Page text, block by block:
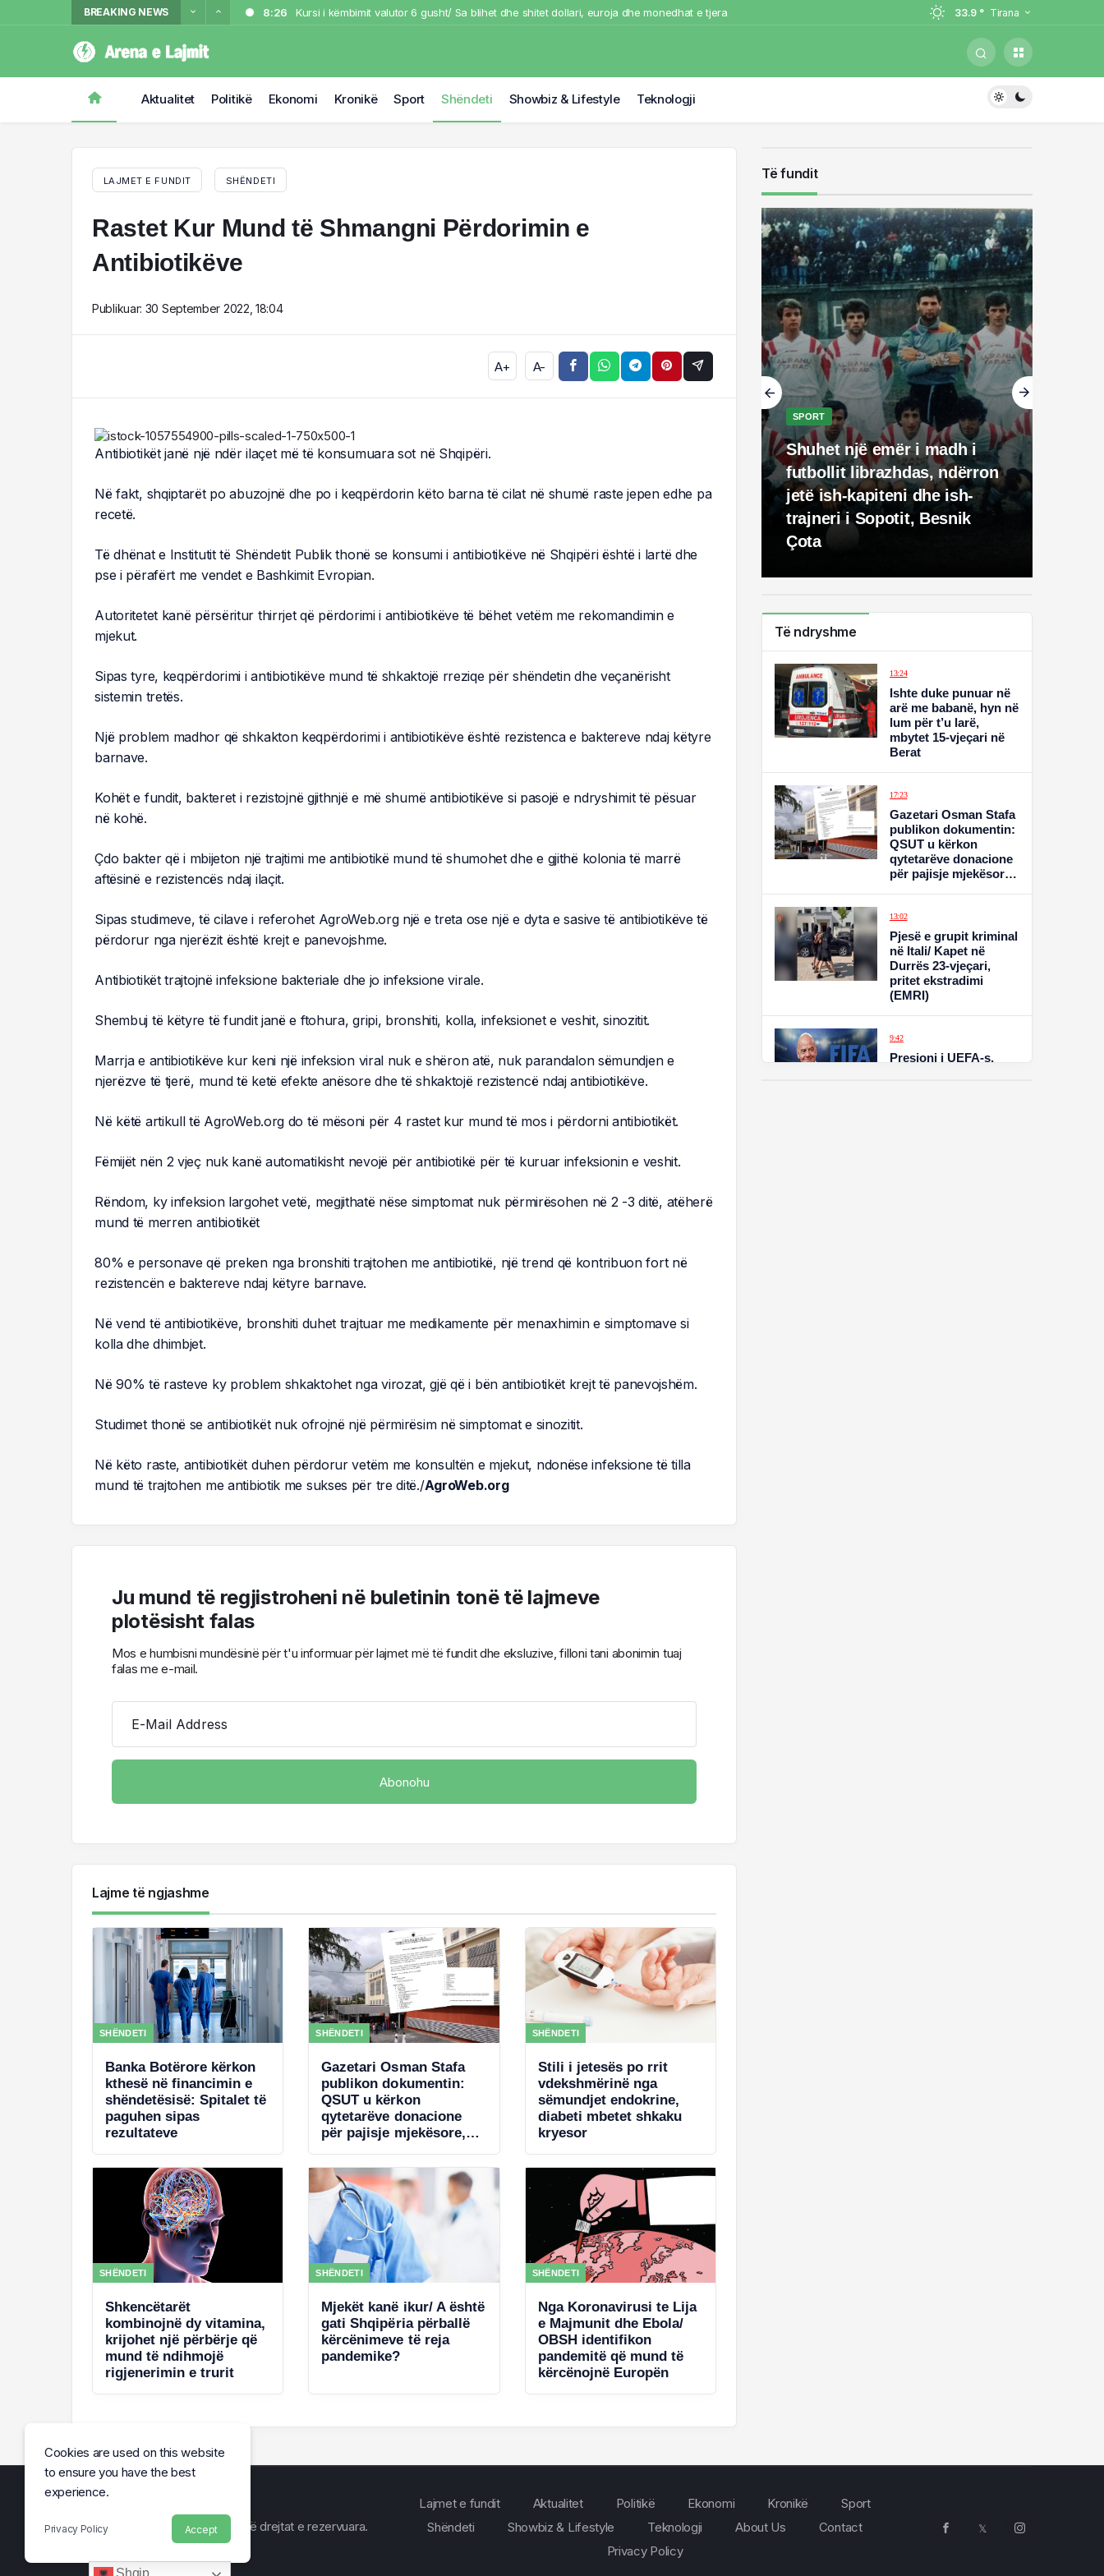
BREAKING NEWS 8:26
Kursi i këmbimit valutor 6 gusht/ Sa blihet dhe shitet dollari, euroja dhe monedhat e tjera
33.9 ° Tirana
Aktualitet Politikë Ekonomi Kronikë Sport Shëndeti Showbiz & Lifestyle Teknologji
LAJMET E FUNDIT SHËNDETI
Rastet Kur Mund të Shmangni Përdorimin e
Antibiotikëve
Publikuar: 30 September 2022, 18:04
A+ A-
Antibiotikët janë një ndër ilaçet më të konsumuara sot në Shqipëri.
Në fakt, shqiptarët po abuzojnë dhe po i keqpërdorin këto barna të cilat në shumë raste jepen edhe pa
recetë.
Të dhënat e Institutit të Shëndetit Publik thonë se konsumi i antibiotikëve në Shqipëri është i lartë dhe
pse i përafërt me vendet e Bashkimit Evropian.
Autoritetet kanë përsëritur thirrjet që përdorimi i antibiotikëve të bëhet vetëm me rekomandimin e
mjekut.
Sipas tyre, keqpërdorimi i antibiotikëve mund të shkaktojë rreziqe për shëndetin dhe veçanërisht
sistemin tretës.
Një problem madhor që shkakton keqpërdorimi i antibiotikëve është rezistenca e baktereve ndaj këtyre
barnave.
Kohët e fundit, bakteret i rezistojnë gjithnjë e më shumë antibiotikëve si pasojë e ndryshimit të pësuar
në kohë.
Çdo bakter që i mbijeton një trajtimi me antibiotikë mund të shumohet dhe e gjithë kolonia të marrë
aftësinë e rezistencës ndaj ilaçit.
Sipas studimeve, të cilave i referohet AgroWeb.org një e treta ose një e dyta e sasive të antibiotikëve të
përdorur nga njerëzit është krejt e panevojshme.
Antibiotikët trajtojnë infeksione bakteriale dhe jo infeksione virale.
Shembuj të këtyre të fundit janë e ftohura, gripi, bronshiti, kolla, infeksionet e veshit, sinozitit.
Marrja e antibiotikëve kur keni një infeksion viral nuk e shëron atë, nuk parandalon sëmundjen e
njerëzve të tjerë, mund të ketë efekte anësore dhe të shkaktojë rezistencë ndaj antibiotikëve.
Në këtë artikull të AgroWeb.org do të mësoni për 4 rastet kur mund të mos i përdorni antibiotikët.
Fëmijët nën 2 vjeç nuk kanë automatikisht nevojë për antibiotikë për të kuruar infeksionin e veshit.
Rëndom, ky infeksion largohet vetë, megjithatë nëse simptomat nuk përmirësohen në 2 -3 ditë, atëherë
mund të merren antibiotikët
80% e personave që preken nga bronshiti trajtohen me antibiotikë, një trend që kontribuon fort në
rezistencën e baktereve ndaj këtyre barnave.
Në vend të antibiotikëve, bronshiti duhet trajtuar me medikamente për menaxhimin e simptomave si
kolla dhe dhimbjet.
Në 90% të rasteve ky problem shkaktohet nga virozat, gjë që i bën antibiotikët krejt të panevojshëm.
Studimet thonë se antibiotikët nuk ofrojnë një përmirësim në simptomat e sinozitit.
Në këto raste, antibiotikët duhen përdorur vetëm me konsultën e mjekut, ndonëse infeksione të tilla
mund të trajtohen me antibiotik me sukses për tre ditë./AgroWeb.org
Ju mund të regjistroheni në buletinin tonë të lajmeve
plotësisht falas
Mos e humbisni mundësinë për t'u informuar për lajmet më të fundit dhe eksluzive, filloni tani abonimin tuaj
falas me e-mail.
E-Mail Address
Lajme të ngjashme
SHËNDETI
Banka Botërore kërkon
kthesë në financimin e
shëndetësisë: Spitalet të
paguhen sipas
rezultateve
SHËNDETI
Gazetari Osman Stafa
publikon dokumentin:
QSUT u kërkon
qytetarëve donacione
për pajisje mjekësore,
për koncertin e Kanye
West
SHËNDETI
Stili i jetesës po rrit
vdekshmërinë nga
sëmundjet endokrine,
diabeti mbetet shkaku
kryesor
SHËNDETI
Shkencëtarët
kombinojnë dy vitamina,
krijohet një përbërje që
mund të ndihmojë
rigjenerimin e trurit
SHËNDETI
Mjekët kanë ikur/ A është
gati Shqipëria përballë
kërcënimeve të reja
pandemike?
SHËNDETI
Nga Koronavirusi te Lija
e Majmunit dhe Ebola/
OBSH identifikon
pandemitë që mund të
kërcënojnë Europën
Të fundit
SPORT
Shuhet një emër i madh i
futbollit librazhdas, ndërron
jetë ish-kapiteni dhe ish-
trajneri i Sopotit, Besnik
Çota
Të ndryshme
13:24
Ishte duke punuar në
arë me babanë, hyn në
lum për t’u larë,
mbytet 15-vjeçari në
Berat
17:23
Gazetari Osman Stafa
publikon dokumentin:
QSUT u kërkon
qytetarëve donacione
për pajisje mjekësore,
Kanye West
13:02
Pjesë e grupit kriminal
në Itali/ Kapet në
Durrës 23-vjeçari,
pritet ekstradimi
(EMRI)
9:42
Presioni i UEFA-s,
Cookies are used on this website
to ensure you have the best
experience.
Privacy Policy Accept
© Arena e Lajmit 2026, Të gjitha të drejtat e rezervuara.
Lajmet e fundit Aktualitet Politikë Ekonomi Kronikë
Sport
Shëndeti
Showbiz & Lifestyle Teknologji About Us
Contact
Privacy Policy